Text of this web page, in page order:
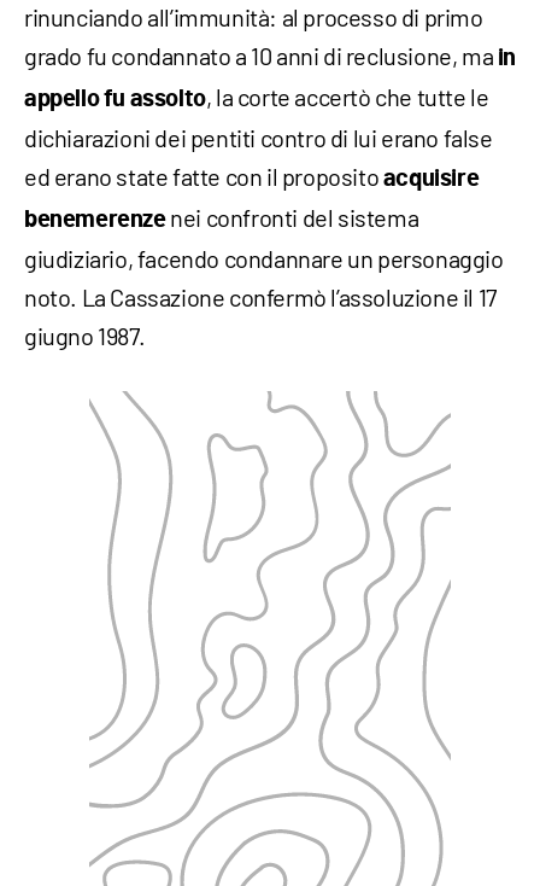
rinunciando all’immunità: al processo di primo
grado fu condannato a 10 anni di reclusione, ma in
appello fu assolto, la corte accertò che tutte le
dichiarazioni dei pentiti contro di lui erano false
ed erano state fatte con il proposito acquisire
benemerenze nei confronti del sistema
giudiziario, facendo condannare un personaggio
noto. La Cassazione confermò l’assoluzione il 17
giugno 1987.